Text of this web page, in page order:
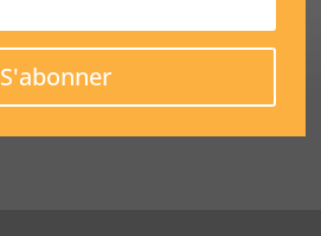
S'abonner